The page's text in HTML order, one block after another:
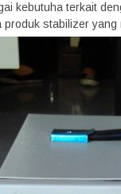
kebutuha terkait
produk stabilizer yang
*Harga